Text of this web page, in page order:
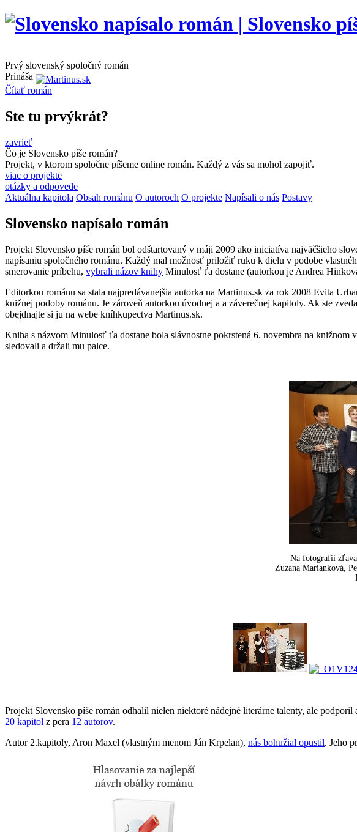
Prvý slovenský spoločný román
Prináša
Čítať román
Ste tu prvýkrát?
zavrieť
Čo je Slovensko píše román?
Projekt, v ktorom spoločne píšeme online román. Každý z vás sa mohol zapojiť.
viac o projekte
otázky a odpovede
Aktuálna kapitola Obsah románu O autoroch O projekte Napísali o nás Postavy
Slovensko napísalo román
Projekt Slovensko píše román bol odštartovaný v máji 2009 ako iniciatíva najväčšieho
napísaniu spoločného románu. Každý mal možnosť priložiť ruku k dielu v podobe
smerovanie príbehu, vybrali názov knihy Minulosť ťa dostane (autorkou je Andrea
Editorkou románu sa stala najpredávanejšia autorka na Martinus.sk za rok 2008 Evita
knižnej podoby románu. Je zároveň autorkou úvodnej a a záverečnej kapitoly. Ak ste
obejdnajte si ju na webe kníhkupectva Martinus.sk.
Kniha s názvom Minulosť ťa dostane bola slávnostne pokrstená 6. novembra na
sledovali a držali mu palce.
Na fotografii
Zuzana Marianková,
Projekt Slovensko píše román odhalil nielen niektoré nádejné literárne talenty, ale
20 kapitol z pera 12 autorov.
Autor 2.kapitoly, Aron Maxel (vlastným menom Ján Krpelan), nás bohužial opustil. Jeho